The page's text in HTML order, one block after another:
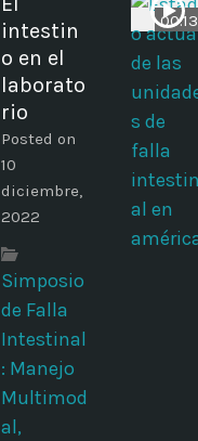
intestin
o en el
laborato
rio
Posted on
10
diciembre,
2022
Simposio
de Falla
Intestinal
: Manejo
Multimod
al,
00:13